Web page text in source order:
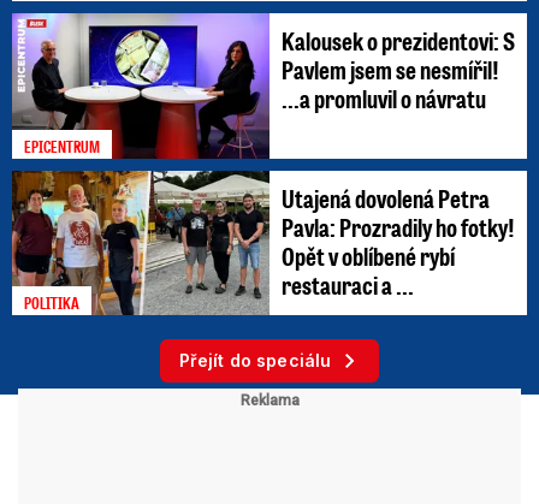
EPICENTRUM
Kalousek o prezidentovi: S
Pavlem jsem se nesmířil!
...a promluvil o návratu
POLITIKA
Utajená dovolená Petra
Pavla: Prozradily ho fotky!
Opět v oblíbené rybí
restauraci a ...
Přejít do speciálu